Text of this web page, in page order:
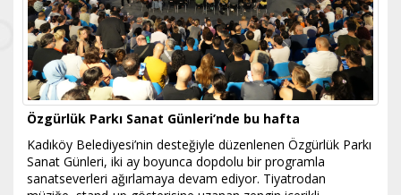
Özgürlük Parkı Sanat Günleri’nde bu hafta
Kadıköy Belediyesi’nin desteğiyle düzenlenen Özgürlük Parkı
Sanat Günleri, iki ay boyunca dopdolu bir programla
sanatseverleri ağırlamaya devam ediyor. Tiyatrodan